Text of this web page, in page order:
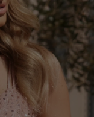
ODKRYJ NOWOŚCI